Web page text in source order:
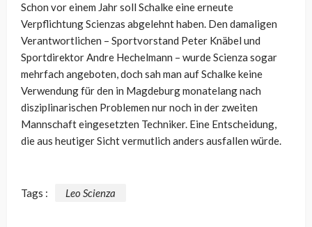
Schon vor einem Jahr soll Schalke eine erneute
VerpflichtungScienzas abgelehnt haben. Den damaligen
Verantwortlichen – Sportvorstand Peter Knäbel und
Sportdirektor Andre Hechelmann – wurde Scienza sogar
mehrfach angeboten, doch sah man auf Schalke keine
Verwendung für den in Magdeburg monatelang nach
disziplinarischen Problemen nur noch in der zweiten
Mannschaft eingesetzten Techniker. Eine Entscheidung,
die aus heutiger Sicht vermutlich anders ausfallen würde.
Tags : Leo Scienza